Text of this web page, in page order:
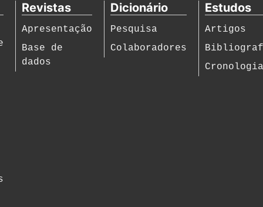
Revistas
Apresentação
Base de
dados
Dicionário
Pesquisa
Colaboradores
Estudos
Artigos